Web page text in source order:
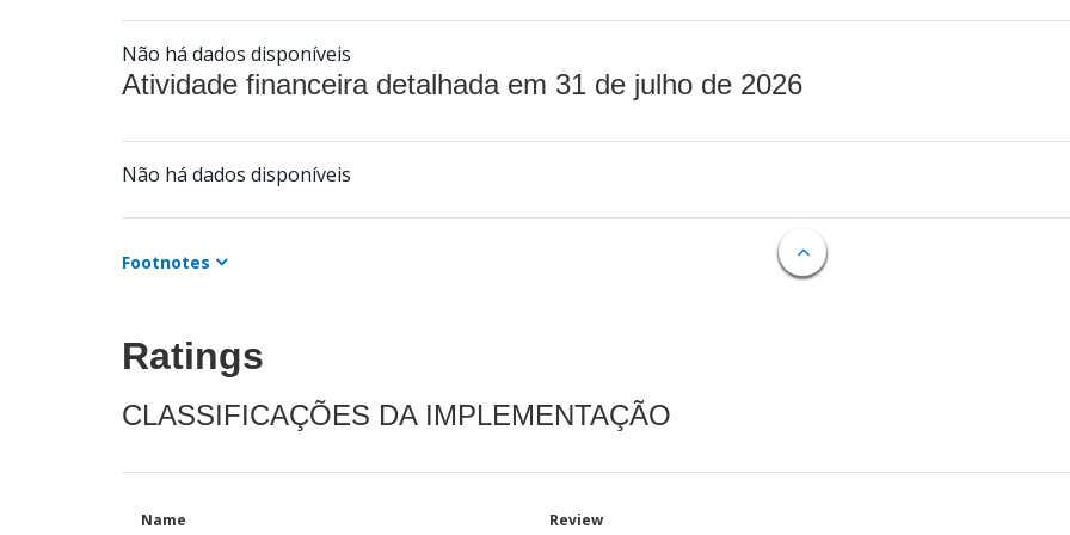
Não há dados disponíveis
Atividade financeira detalhada em 31 de julho de 2026
Não há dados disponíveis
Footnotes
Ratings
CLASSIFICAÇÕES DA IMPLEMENTAÇÃO
Name Review